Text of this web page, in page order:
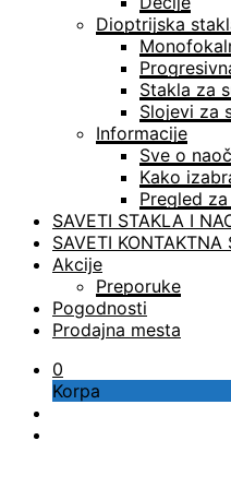
Dioptrijska
Stakla za
Slojevi za
Informacije
Sve o
Kako
Pregled
SAVETI STAKLA I
SAVETI KONTAKTNA
Akcije
Preporuke
Pogodnosti
Prodajna mesta
0
Korpa